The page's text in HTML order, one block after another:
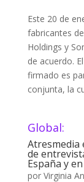
Este 20 de
fabricantes
Holdings y
de acuerdo.
firmado es
conjunta, la
Global:
Atresmedia
de
España y
por Virginia